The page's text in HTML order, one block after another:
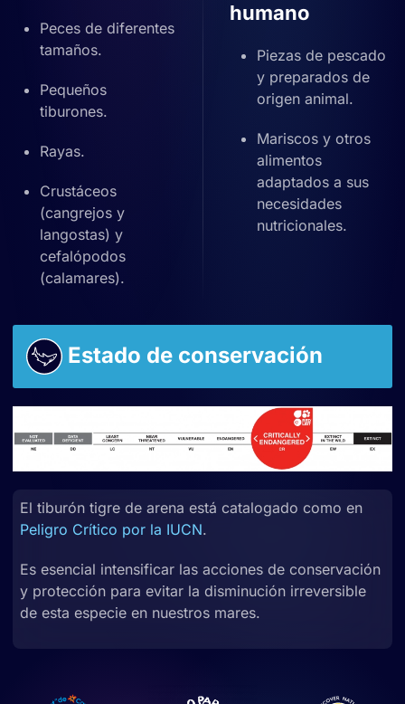
Peces de diferentes
tamaños.
Pequeños
tiburones.
Rayas.
Crustáceos
(cangrejos y
langostas) y
cefalópodos
(calamares).
humano
Piezas de pescado
y preparados de
origen animal.
Mariscos y otros
alimentos
adaptados a sus
necesidades
nutricionales.
Estado de conservación
El tiburón tigre de arena está catalogado como en
Peligro Crítico por la IUCN.
Es esencial intensificar las acciones de conservación
y protección para evitar la disminución irreversible
de esta especie en nuestros mares.